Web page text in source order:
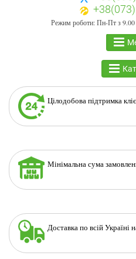
Режим роботи: Пн-Пт з
Цілодобова
Мінімальна сума
Доставка по всій Україні